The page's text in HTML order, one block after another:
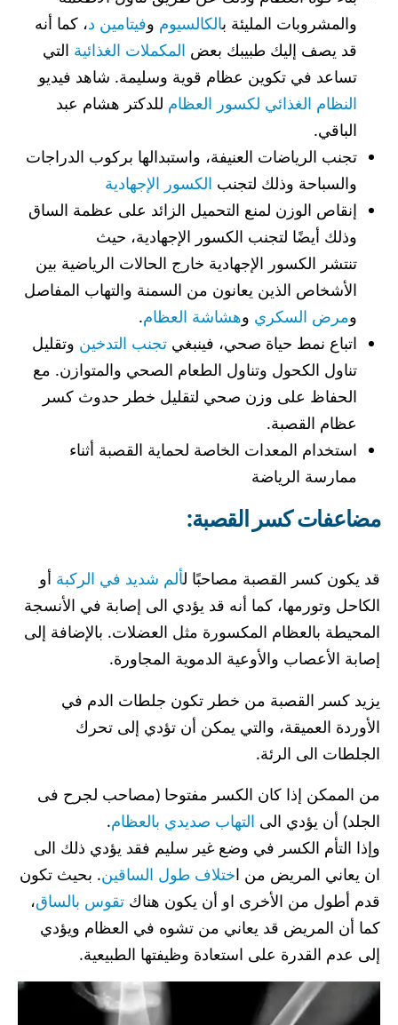
والمشروبات المليئة بالكالسيوم وفيتامين د، كما أنه
قد يصف إليك طبيبك بعض المكملات الغذائية التي
تساعد في تكوين عظام قوية وسليمة. شاهد فيديو
النظام الغذائي لكسور العظام للدكتر هشام عبد
الباقي.
تجنب الرياضات العنيفة، واستبدالها بركوب الدراجات
والسباحة وذلك لتجنب الكسور الإجهادية
إنقاص الوزن لمنع التحميل الزائد على عظمة الساق
وذلك أيضًا لتجنب الكسور الإجهادية، حيث
تنتشر الكسور الإجهادية خارج الحالات الرياضية بين
الأشخاص الذين يعانون من السمنة والتهاب المفاصل
ومرض السكري وهشاشة العظام.
اتباع نمط حياة صحي، فينبغيتجنب التدخين وتقليل
تناول الكحول وتناول الطعام الصحي والمتوازن. مع
الحفاظ على وزن صحي لتقليل خطر حدوث كسر
عظام القصبة.
استخدام المعدات الخاصة لحماية القصبة أثناء
ممارسة الرياضة
مضاعفات كسر القصبة:
قد يكون كسر القصبة مصاحبًا لألم شديد في الركبة أو
الكاحل وتورمها، كما أنه قد يؤدي الى إصابة في الأنسجة
المحيطة بالعظام المكسورة مثل العضلات. بالإضافة إلى
إصابة الأعصاب والأوعية الدموية المجاورة.
يزيد كسر القصبة من خطر تكون جلطات الدم في
الأوردة العميقة، والتي يمكن أن تؤدي إلى تحرك
الجلطات الى الرئة.
من الممكن إذا كان الكسر مفتوحا (مصاحب لجرح فى
الجلد) أن يؤدي الى التهاب صديدي بالعظام.
وإذا التأم الكسر في وضع غير سليم فقد يؤدي ذلك الى
ان يعاني المريض من اختلاف طول الساقين. بحيث تكون
قدم أطول من الأخرى او أن يكون هناك تقوس بالساق،
كما أن المريض قد يعاني من تشوه في العظام ويؤدي
إلى عدم القدرة على استعادة وظيفتها الطبيعية.